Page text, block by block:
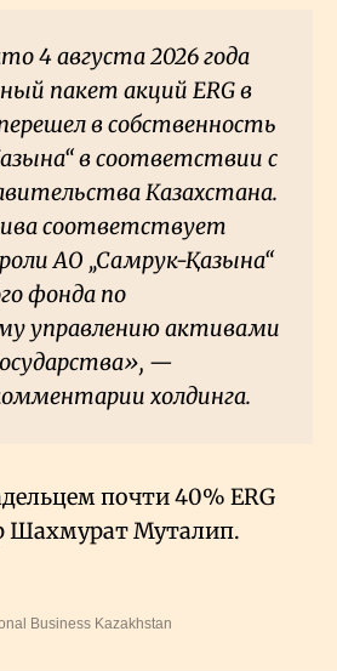
4 августа 2026 года
пакет акций ERG в
в собственность
в соответствии с
Казахстана.
соответствует
АО „Самрук-Қазына“
фонда по
управлению активами
—
холдинга.
почти 40% ERG
Шахмурат Муталип.
Business Kazakhstan